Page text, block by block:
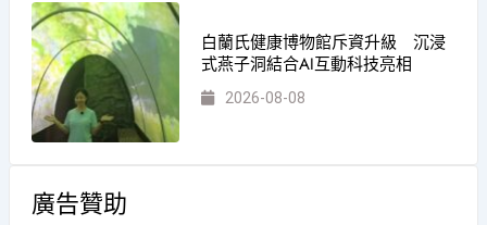
白蘭氏健康博物館斥資升級 沉浸
式燕子洞結合AI互動科技亮相
2026-08-08
廣告贊助